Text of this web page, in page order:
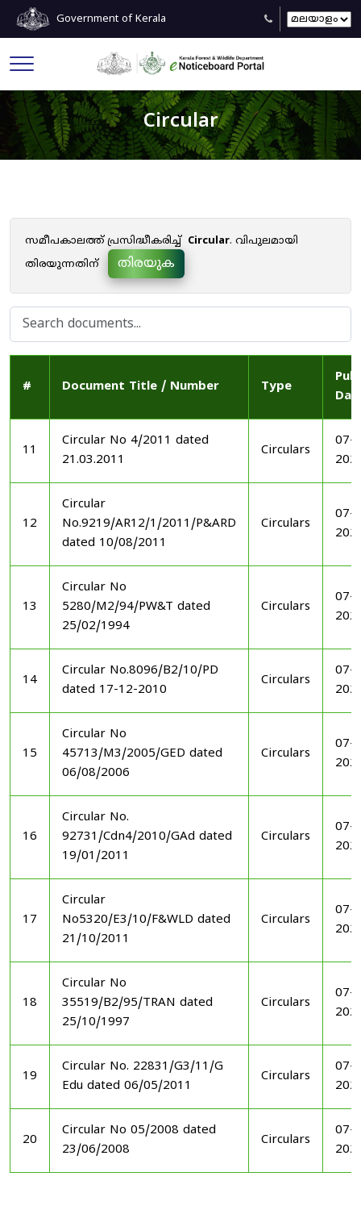
Government of Kerala
Circular
സമീപകാലത്ത് പ്രസിദ്ധീകരിച്ച് Circular. വിപുലമായി
തിരയുന്നതിന്
തിരയുക
# Document Title / Number Type
11
Circular No 4/2011 dated
21.03.2011
Circulars
07-
12
Circular
No.9219/AR12/1/2011/P&ARD
dated 10/08/2011
Circulars
07-
13
Circular No
5280/M2/94/PW&T dated
25/02/1994
Circulars
07-
14
Circular No.8096/B2/10/PD
dated 17-12-2010
Circulars
07-
15
Circular No
45713/M3/2005/GED dated
06/08/2006
Circulars
07-
16
Circular No.
92731/Cdn4/2010/GAd dated
19/01/2011
Circulars
07-
17
Circular
No5320/E3/10/F&WLD dated
21/10/2011
Circulars
07-
18
Circular No
35519/B2/95/TRAN dated
25/10/1997
Circulars
07-
19
Circular No. 22831/G3/11/G
Edu dated 06/05/2011
Circulars
07-
20
Circular No 05/2008 dated
23/06/2008
Circulars
07-